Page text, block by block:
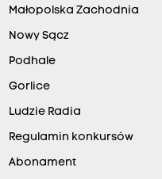
Małopolska Zachodnia
Nowy Sącz
Podhale
Gorlice
Ludzie Radia
Regulamin konkursów
Abonament